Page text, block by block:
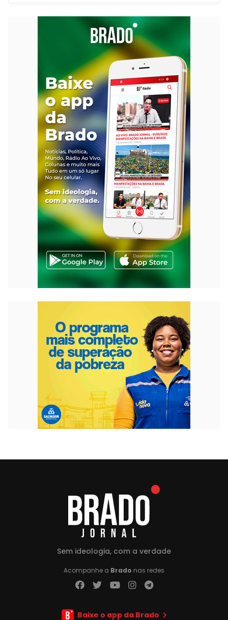
Sem ideologia, com a verdade
Acompanhe a Brado nas redes
Baixe o app da Brado